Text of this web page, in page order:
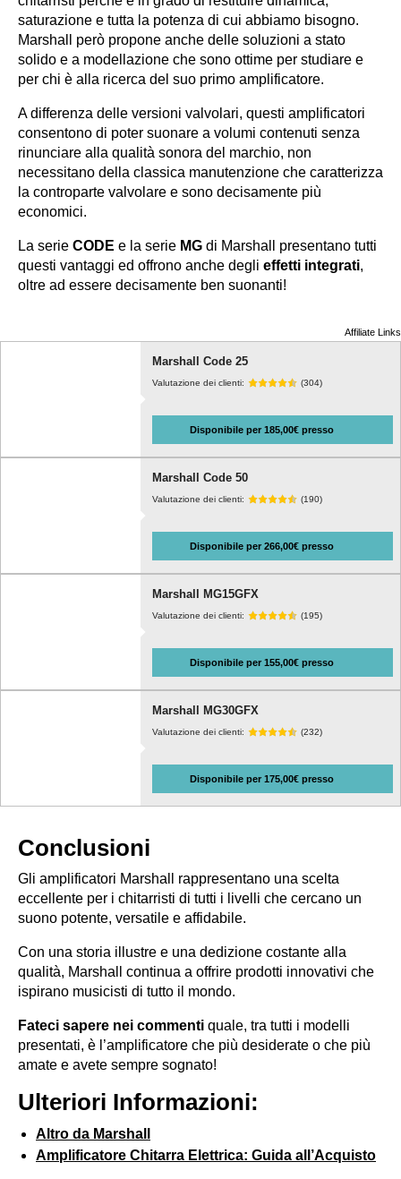
saturazione e tutta la potenza di cui abbiamo bisogno.
Marshall però propone anche delle soluzioni a stato
solido e a modellazione che sono ottime per studiare e
per chi è alla ricerca del suo primo amplificatore.
A differenza delle versioni valvolari, questi amplificatori
consentono di poter suonare a volumi contenuti senza
rinunciare alla qualità sonora del marchio, non
necessitano della classica manutenzione che caratterizza
la controparte valvolare e sono decisamente più
economici.
La serie CODE e la serie MG di Marshall presentano tutti
questi vantaggi ed offrono anche degli effetti integrati,
oltre ad essere decisamente ben suonanti!
Affiliate Links
Marshall Code 25
Valutazione dei clienti: (304)
Disponibile per 185,00€ presso
Marshall Code 50
Valutazione dei clienti: (190)
Disponibile per 266,00€ presso
Marshall MG15GFX
Valutazione dei clienti: (195)
Disponibile per 155,00€ presso
Marshall MG30GFX
Valutazione dei clienti: (232)
Disponibile per 175,00€ presso
Conclusioni
Gli amplificatori Marshall rappresentano una scelta
eccellente per i chitarristi di tutti i livelli che cercano un
suono potente, versatile e affidabile.
Con una storia illustre e una dedizione costante alla
qualità, Marshall continua a offrire prodotti innovativi che
ispirano musicisti di tutto il mondo.
Fateci sapere nei commenti quale, tra tutti i modelli
presentati, è l’amplificatore che più desiderate o che più
amate e avete sempre sognato!
Ulteriori Informazioni:
Altro da Marshall
Amplificatore Chitarra Elettrica: Guida all’Acquisto